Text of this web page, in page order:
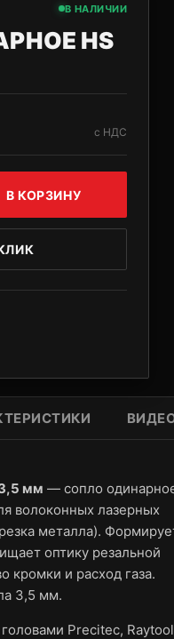
мм — сопло
волоконных лазерных
металла).
оптику резальной
кромки и расход газа.
3,5 мм.
Precitec,
В НАЛИЧИИ
HS
с НДС
В КОРЗИНУ